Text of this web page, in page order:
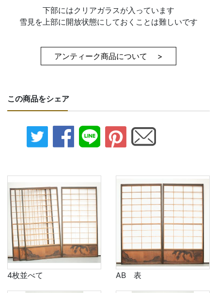
下部にはクリアガラスが入っています
雪見を上部に開放状態にしておくことは難しいです
アンティーク商品について >
この商品をシェア
4枚並べて AB 表